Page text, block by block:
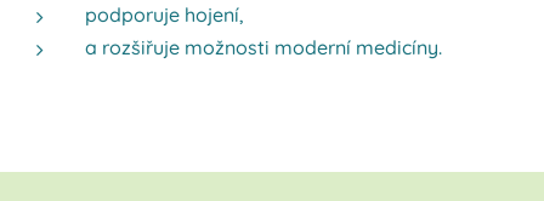
podporuje hojení,
a rozšiřuje možnosti moderní medicíny.